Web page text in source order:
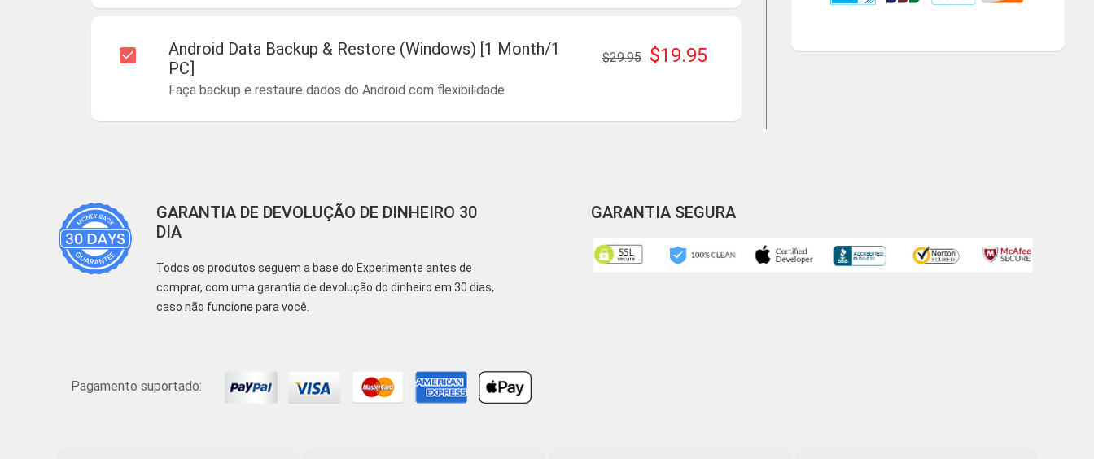
Android Data Backup & Restore (Windows) [1 Month/1
PC]
Faça backup e restaure dados do Android com flexibilidade
$19.95
$29.95
GARANTIA DE DEVOLUÇÃO DE DINHEIRO 30
DIA
Todos os produtos seguem a base do Experimente antes de
comprar, com uma garantia de devolução do dinheiro em 30 dias,
caso não funcione para você.
GARANTIA SEGURA
Pagamento suportado: